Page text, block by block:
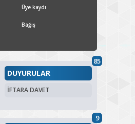
Üye kaydı
Bağış
85
DUYURULAR
İFTARA DAVET
9